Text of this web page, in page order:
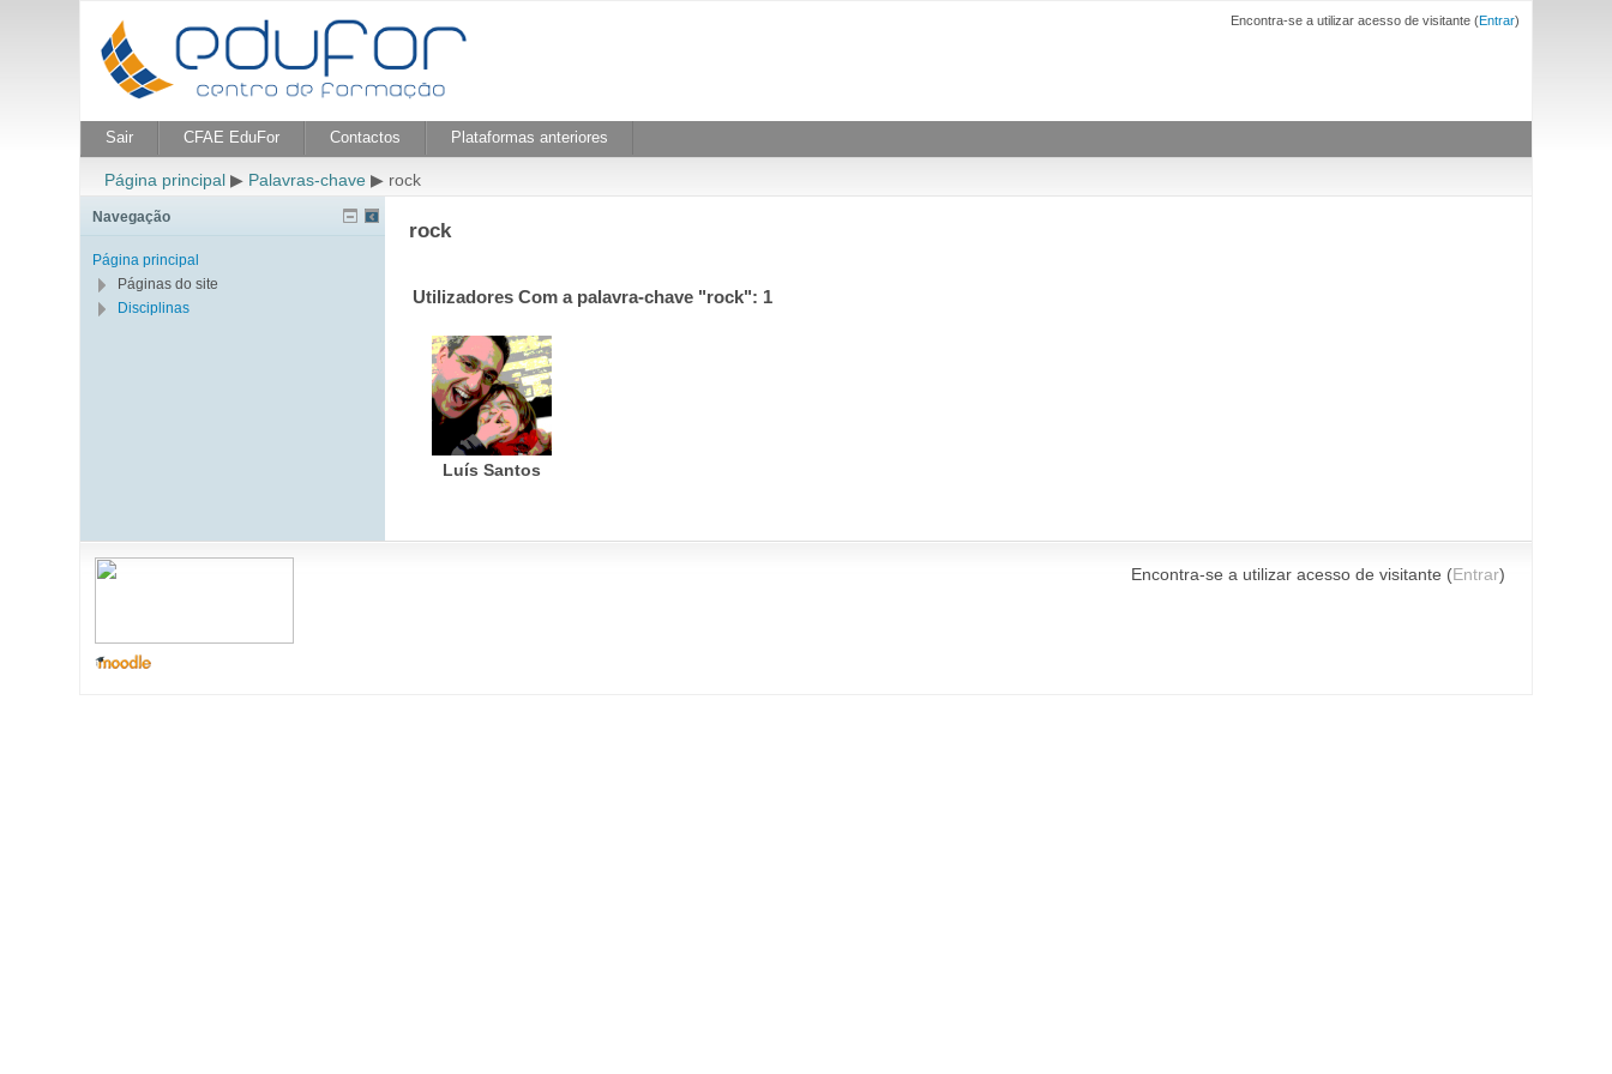
Encontra-se a utilizar acesso de visitante (Entrar)
Sair CFAE EduFor Contactos Plataformas anteriores
Página principal ▶ Palavras-chave ▶ rock
rock
Utilizadores Com a palavra-chave "rock": 1
Luís Santos
Navegação
Página principal
Páginas do site
Disciplinas
Encontra-se a utilizar acesso de visitante (Entrar)